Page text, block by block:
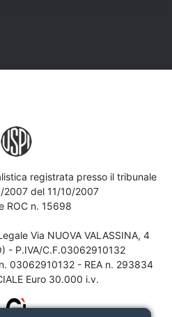
registrata presso il tribunale
2007 del 11/10/2007
ROC n. 15698
Via NUOVA VALASSINA, 4
- P.IVA/C.F.03062910132
03062910132 - REA n. 293834
Euro 30.000 i.v.